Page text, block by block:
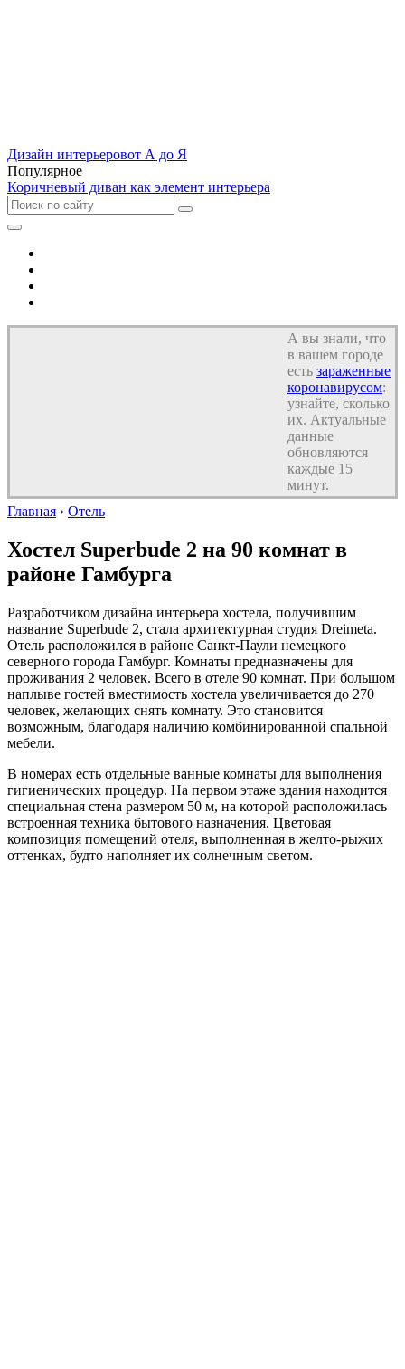
Дизайн интерьеровот А до Я
Популярное
Коричневый диван как элемент интерьера
А вы знали, что
в вашем городе
есть зараженные
коронавирусом:
узнайте, сколько
их. Актуальные
данные
обновляются
каждые 15
минут.
Главная › Отель
Хостел Superbude 2 на 90 комнат в
районе Гамбурга
Разработчиком дизайна интерьера хостела, получившим
название Superbude 2, стала архитектурная студия Dreimeta.
Отель расположился в районе Санкт-Паули немецкого
северного города Гамбург. Комнаты предназначены для
проживания 2 человек. Всего в отеле 90 комнат. При большом
наплыве гостей вместимость хостела увеличивается до 270
человек, желающих снять комнату. Это становится
возможным, благодаря наличию комбинированной спальной
мебели.
В номерах есть отдельные ванные комнаты для выполнения
гигиенических процедур. На первом этаже здания находится
специальная стена размером 50 м, на которой расположилась
встроенная техника бытового назначения. Цветовая
композиция помещений отеля, выполненная в желто-рыжих
оттенках, будто наполняет их солнечным светом.